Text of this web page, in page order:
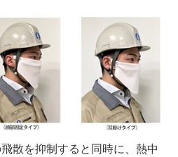
散を抑制すると同時に、熱中